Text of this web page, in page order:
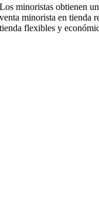
Los minoristas obtienen
venta minorista en tienda
tienda flexibles y